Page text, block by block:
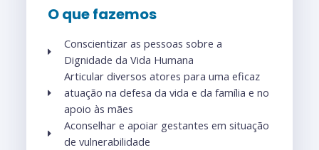
O que fazemos
Conscientizar as pessoas sobre a
Dignidade da Vida Humana
Articular diversos atores para uma eficaz
atuação na defesa da vida e da família e no
apoio às mães
Aconselhar e apoiar gestantes em situação
de vulnerabilidade